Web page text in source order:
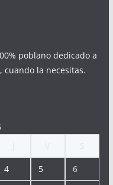
poblano dedicado a
la necesitas.
4 5 6